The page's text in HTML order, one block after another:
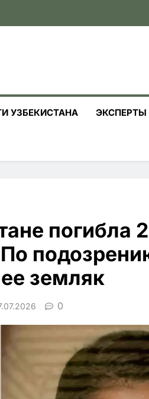
УЗБЕКИСТАНА ЭКСПЕРТЫ
погибла
земляк
0